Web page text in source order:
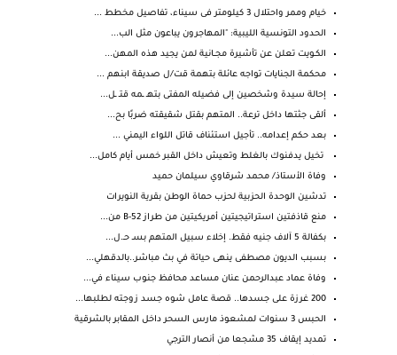
خيام وممر واحتلال 3 كيلومتر فى سيناء، تفاصيل مخطط ...
الحدود التونسية الليبية: "المهاجرون يباعون مثل الب...
الكـويت تعلن عن تأشيرة مجــانية لمن يجيد هذه المهن...
محكمة الجنايات تواجه عائلة بتهمة قت/ل صديقة ابنهم ...
إحالة سيدة وشخصين إلى فضيله المفتى بتهـ ـمه قتـ ـل...
ألقى جثتها داخل ترعة.. المتهم بقتل شقيقته ضربًا بح...
بعد حكم إعدامه.. تأجيل استئناف قاتل اللواء اليمني ...
تخيل يدفنوك بالغلط وتعيش داخل القبر خمس أيام كامل...
وفاة الأستاذ/ محمد شرقاوي سيلمان حميد
تدشين الوحدة الحزبية لحزب حماة الوطن بقرية النويرات
منع قاذفتين استراتيجيتين أمريكيتين من طراز B-52 من...
بكفالة 5 آلاف جنيه فقط. إخلاء سبيل المتهم بسـ حـ.ل...
بسبب الديون مصطفى ينهى حياتة في بث مباشر..بالدقهلي...
وفاة عماد عبدالرحمن عنان مساعد محافظ جنوب سيناء في...
200 غرزة على جسدها.. قصة عامل شوه جسد زوجته لطلبها...
الحبس 3 سنوات لمشعوذ مارس السحر داخل المقابر بالشرقية
تمديد إيقاف 35 مشجعا من أنصار الترجي